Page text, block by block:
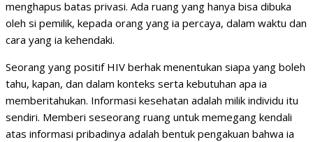
menghapus batas privasi. Ada ruang yang hanya bisa dibuka
oleh si pemilik, kepada orang yang ia percaya, dalam waktu dan
cara yang ia kehendaki.
Seorang yang positif HIV berhak menentukan siapa yang boleh
tahu, kapan, dan dalam konteks serta kebutuhan apa ia
memberitahukan. Informasi kesehatan adalah milik individu itu
sendiri. Memberi seseorang ruang untuk memegang kendali
atas informasi pribadinya adalah bentuk pengakuan bahwa ia